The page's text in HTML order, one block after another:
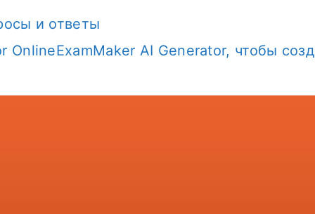
и ответы
OnlineExamMaker AI Generator, чтобы